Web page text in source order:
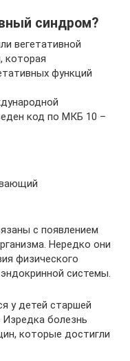
синдром?
вегетативной
которая
функций
код по МКБ 10 –
с появлением
Нередко они
физического
системы.
у детей старшей
Изредка болезнь
которые достигли